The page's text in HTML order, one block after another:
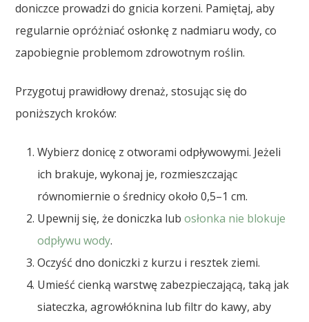
doniczce prowadzi do gnicia korzeni. Pamiętaj, aby
regularnie opróżniać osłonkę z nadmiaru wody, co
zapobiegnie problemom zdrowotnym roślin.
Przygotuj prawidłowy drenaż, stosując się do
poniższych kroków:
Wybierz donicę z otworami odpływowymi. Jeżeli
ich brakuje, wykonaj je, rozmieszczając
równomiernie o średnicy około 0,5–1 cm.
Upewnij się, że doniczka lubosłonka nie blokuje
odpływu wody.
Oczyść dno doniczki z kurzu i resztek ziemi.
Umieść cienką warstwę zabezpieczającą, taką jak
siateczka, agrowłóknina lub filtr do kawy, aby